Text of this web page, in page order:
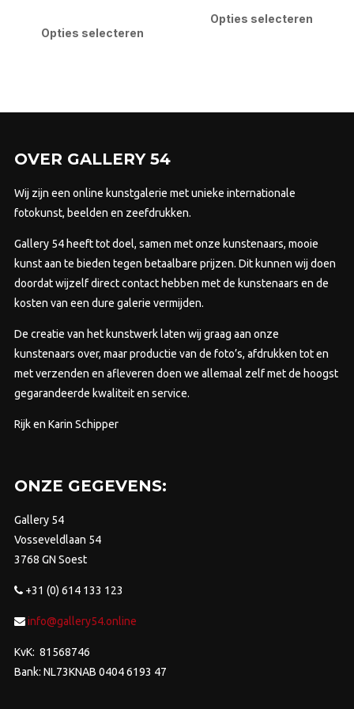
€5.600,00
Opties selecteren
Deze
worden
op
productpagina
€4.000,00
Opties selecteren
OVER GALLERY 54
Wij zijn een online kunstgalerie met unieke internationale
fotokunst, beelden en zeefdrukken.
Gallery 54 heeft tot doel, samen met onze kunstenaars, mooie
kunst aan te bieden tegen betaalbare prijzen. Dit kunnen wij doen
doordat wijzelf direct contact hebben met de kunstenaars en de
kosten van een dure galerie vermijden.
De creatie van het kunstwerk laten wij graag aan onze
kunstenaars over, maar productie van de foto’s, afdrukken tot en
met verzenden en afleveren doen we allemaal zelf met de hoogst
gegarandeerde kwaliteit en service.
Rijk en Karin Schipper
ONZE GEGEVENS:
Gallery 54
Vosseveldlaan 54
3768 GN Soest
+31 (0) 614 133 123
info@gallery54.online
KvK: 81568746
Bank: NL73KNAB 0404 6193 47